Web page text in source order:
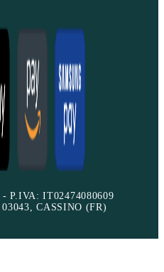
P.IVA: IT02474080609
CASSINO (FR)